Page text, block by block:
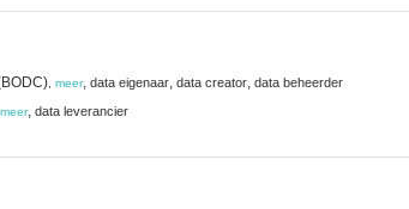
meer, data eigenaar, data creator, data beheerder
meer, data leverancier